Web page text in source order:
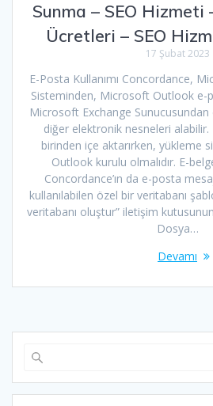
Sunma – SEO Hizmeti
Ücretleri – SEO
17 Şubat 2023
E-Posta Kullanımı Concordance,
Sisteminden, Microsoft Outlook e-
Microsoft Exchange Sunucusundan
diğer elektronik nesneleri
birinden içe aktarırken, yükleme
Outlook kurulu olmalıdır. E-
Concordance’ın da e-posta
kullanılabilen özel bir veritabanı
veritabanı oluştur” iletişim
Dosya…
Devamı